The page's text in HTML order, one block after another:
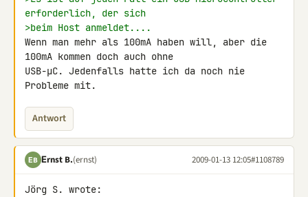
erforderlich, der sich
>beim Host anmeldet....
Wenn man mehr als 100mA haben will, aber die
100mA kommen doch auch ohne
USB-µC. Jedenfalls hatte ich da noch nie
Probleme mit.
Antwort
ΕB Εrnst B.(ernst) 2009-01-13 12:05#1108789